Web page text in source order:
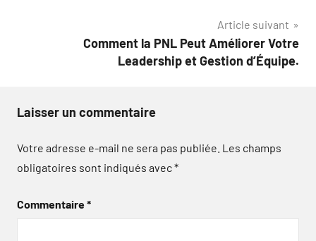
Article suivant
Comment la PNL Peut Améliorer Votre
Leadership et Gestion d’Équipe.
Laisser un commentaire
Votre adresse e-mail ne sera pas publiée. Les champs
obligatoires sont indiqués avec*
Commentaire*